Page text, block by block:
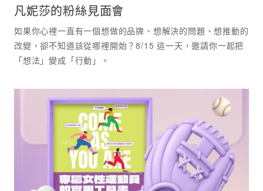
凡妮莎的粉絲見面會
如果你心裡一直有一個想做的品牌、想解決的問題、想推動的
改變，卻不知道該從哪裡開始？8/15 這一天，邀請你一起把
「想法」變成「行動」。